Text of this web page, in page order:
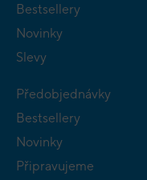
Bestsellery
Novinky
Slevy
Předobjednávky
Bestsellery
Novinky
Připravujeme